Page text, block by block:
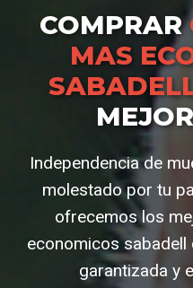
COMPRAR
MAS
Independencia de
molestado por tu
ofrecemos los
economicos
garantizada y